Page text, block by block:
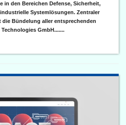
in den Bereichen Defense, Sicherheit,
Systemlösungen. Zentraler
Bündelung aller entsprechenden
GmbH.......